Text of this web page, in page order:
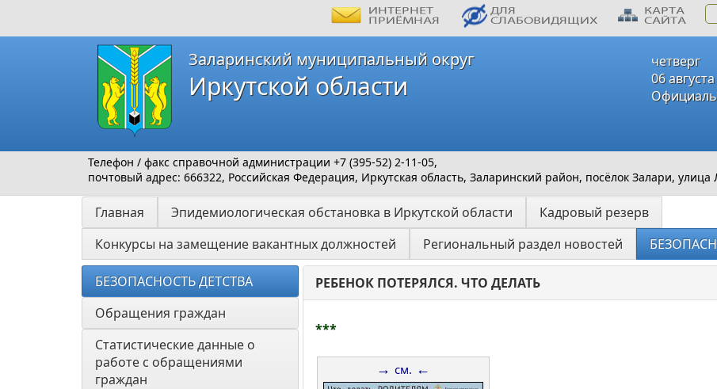
четверг
06
Заларинский муниципальный округ
Иркутской области
Телефон / факс справочной администрации +7 (395-52) 2-11-05,
почтовый адрес: 666322, Российская Федерация, Иркутская область, Заларинский район, посёлок Залари,
Главная Эпидемиологическая обстановка в Иркутской области
Кадровый резерв
Конкурсы на замещение вакантных должностей
Региональный раздел новостей
БЕЗОПАСНОСТЬ ДЕТСТВА
Обращения граждан
Статистические данные о
работе с обращениями
граждан
РЕБЕНОК ПОТЕРЯЛСЯ. ЧТО ДЕЛАТЬ
***
→ см. ←